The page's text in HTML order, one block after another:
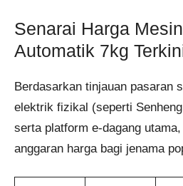
Senarai Harga
Automatik 7kg
Berdasarkan tinjauan pasaran
elektrik fizikal (seperti
serta platform e-dagang
anggaran harga bagi jenama